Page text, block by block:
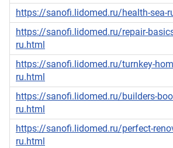
https://sanofi.lidomed.ru/health-sea-
https://sanofi.lidomed.ru/repair-
ru.html
https://sanofi.lidomed.ru/turnkey-
ru.html
https://sanofi.lidomed.ru/builders-
ru.html
https://sanofi.lidomed.ru/perfect-
ru.html